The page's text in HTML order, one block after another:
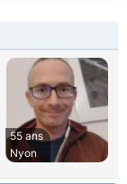
55 ans
Nyon